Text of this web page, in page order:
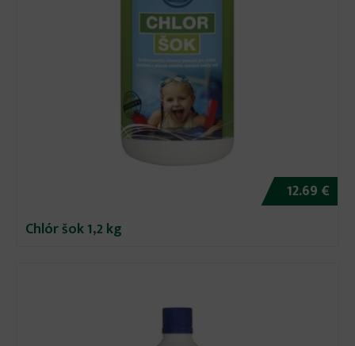
12.69 €
Chlór šok 1,2 kg